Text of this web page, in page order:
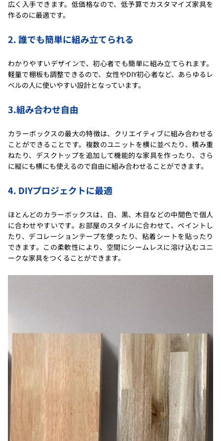
広く入手できます。低価格なので、低予算でカスタマイズ家具を
作るのに最適です。
2. 誰でも簡単に組み立てられる
わかりやすいデザインで、初心者でも簡単に組み立てられます。
軽量で棚板も調整できるので、女性やDIY初心者など、あらゆるレ
ベルの人に使いやすい設計となっています。
3.組み合わせ自由
カラーボックスの最大の特徴は、クリエイティブに組み合わせる
ことができることです。複数のユニットを横に並べたり、積み重
ねたり、デスクトップを追加して機能的な家具を作ったり、さら
に縦にも横にも使えるので自由に組み合わせることができます。
4. DIYプロジェクトに最適
ほとんどのカラーボックスは、白、黒、木目などの中間色で個人
に合わせやすいです。お部屋のスタイルに合わせて、ペイントし
たり、デコレーションテープを使ったり、粘着シートを貼ったり
できます。この柔軟性により、空間にシームレスに溶け込むユニ
ークな家具をつくることができます。